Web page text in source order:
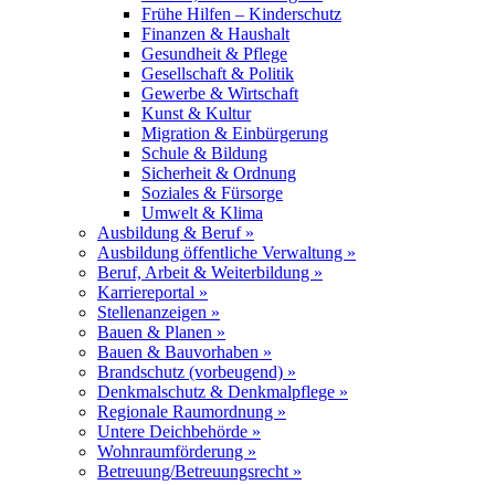
Frühe Hilfen – Kinderschutz
Finanzen & Haushalt
Gesundheit & Pflege
Gesellschaft & Politik
Gewerbe & Wirtschaft
Kunst & Kultur
Migration & Einbürgerung
Schule & Bildung
Sicherheit & Ordnung
Soziales & Fürsorge
Umwelt & Klima
Ausbildung & Beruf »
Ausbildung öffentliche Verwaltung »
Beruf, Arbeit & Weiterbildung »
Karriereportal »
Stellenanzeigen »
Bauen & Planen »
Bauen & Bauvorhaben »
Brandschutz (vorbeugend) »
Denkmalschutz & Denkmalpflege »
Regionale Raumordnung »
Untere Deichbehörde »
Wohnraumförderung »
Betreuung/Betreuungsrecht »